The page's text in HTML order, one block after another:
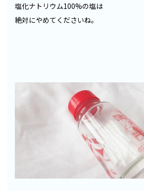
塩化ナトリウム100%の塩は
絶対にやめてくださいね。